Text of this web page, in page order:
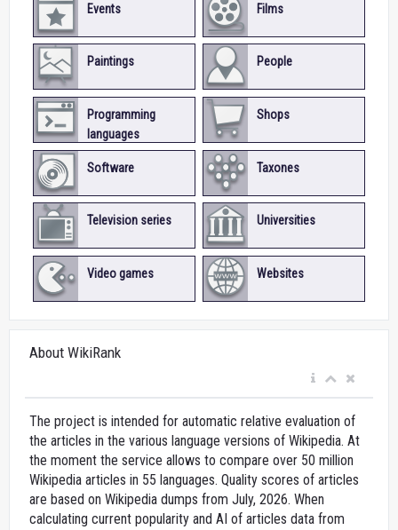
Events Films
Paintings People
Programming
languages
Shops
Software Taxones
Television series Universities
Video games Websites
About WikiRank
The project is intended for automatic relative evaluation of
the articles in the various language versions of Wikipedia. At
the moment the service allows to compare over 50 million
Wikipedia articles in 55 languages. Quality scores of articles
are based on Wikipedia dumps from July, 2026. When
calculating current popularity and AI of articles data from